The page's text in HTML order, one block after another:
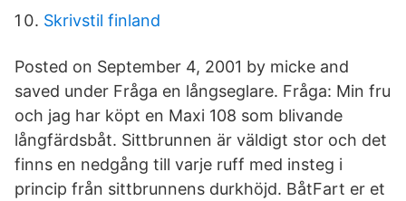
Skrivstil finland
Posted on September 4, 2001 by micke and
saved under Fråga en långseglare. Fråga: Min fru
och jag har köpt en Maxi 108 som blivande
långfärdsbåt. Sittbrunnen är väldigt stor och det
finns en nedgång till varje ruff med insteg i
princip från sittbrunnens durkhöjd. BåtFart er et